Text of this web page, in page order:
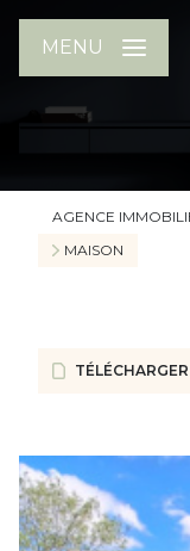
MENU
AGENCE
MAISON